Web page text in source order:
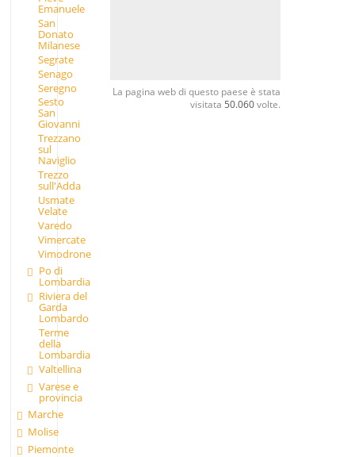
Emanuele
San
Donato
Milanese
Segrate
Senago
Seregno
Sesto
San
Giovanni
Trezzano
sul
Naviglio
Trezzo
sull'Adda
Usmate
Velate
Varedo
Vimercate
Vimodrone
Po di
Lombardia
Riviera del
Garda
Lombardo
Terme
della
Lombardia
Valtellina
Varese e
provincia
Marche
Molise
Piemonte
La pagina web di questo paese è stata
visitata 50.060volte.